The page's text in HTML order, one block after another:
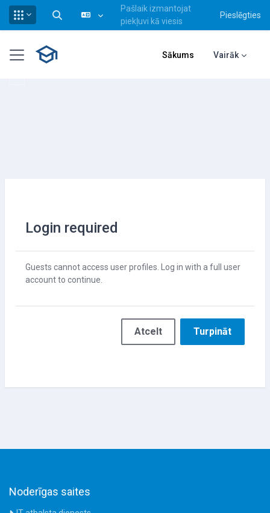
Pārslēgt meklēšanas ievadi
Pašlaik izmantojat
piekļuvi kā viesis
Pieslēgties
Sānu panelis Sākums Vairāk
Login required
Guests cannot access user profiles. Log in with a full user
account to continue.
Atcelt Turpināt
Noderīgas saites